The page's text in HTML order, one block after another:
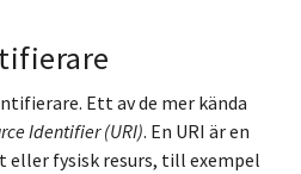
Ett av de mer kända
Identifier (URI). En URI är en
eller fysisk resurs, till exempel